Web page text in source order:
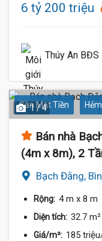
6 tỷ 200 triệu
Thúy An BĐS
Gần Mặt Tiền
1 / 4
Bán nhà
(4m x 8m), 2
Bạch Đằng,
Rộng: 4 m x 8 m
Diện tích: 32.7 m²
Giá/m²: 185